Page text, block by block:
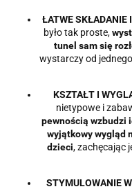
ŁATWE SKŁADANIE
było tak proste,
tunel sam się
wystarczy od
KSZTAŁT I
nietypowe i
pewnością wzbudzi
wyjątkowy wygląd
dzieci, zachęcając
STYMULOWANIE